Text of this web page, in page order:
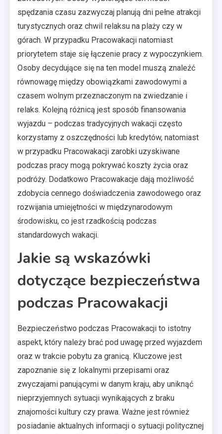
spędzania czasu zazwyczaj planują dni pełne atrakcji
turystycznych oraz chwil relaksu na plaży czy w
górach. W przypadku Pracowakacji natomiast
priorytetem staje się łączenie pracy z wypoczynkiem.
Osoby decydujące się na ten model muszą znaleźć
równowagę między obowiązkami zawodowymi a
czasem wolnym przeznaczonym na zwiedzanie i
relaks. Kolejną różnicą jest sposób finansowania
wyjazdu – podczas tradycyjnych wakacji często
korzystamy z oszczędności lub kredytów, natomiast
w przypadku Pracowakacji zarobki uzyskiwane
podczas pracy mogą pokrywać koszty życia oraz
podróży. Dodatkowo Pracowakacje dają możliwość
zdobycia cennego doświadczenia zawodowego oraz
rozwijania umiejętności w międzynarodowym
środowisku, co jest rzadkością podczas
standardowych wakacji.
Jakie są wskazówki
dotyczące bezpieczeństwa
podczas Pracowakacji
Bezpieczeństwo podczas Pracowakacji to istotny
aspekt, który należy brać pod uwagę przed wyjazdem
oraz w trakcie pobytu za granicą. Kluczowe jest
zapoznanie się z lokalnymi przepisami oraz
zwyczajami panującymi w danym kraju, aby uniknąć
nieprzyjemnych sytuacji wynikających z braku
znajomości kultury czy prawa. Ważne jest również
posiadanie aktualnych informacji o sytuacji politycznej